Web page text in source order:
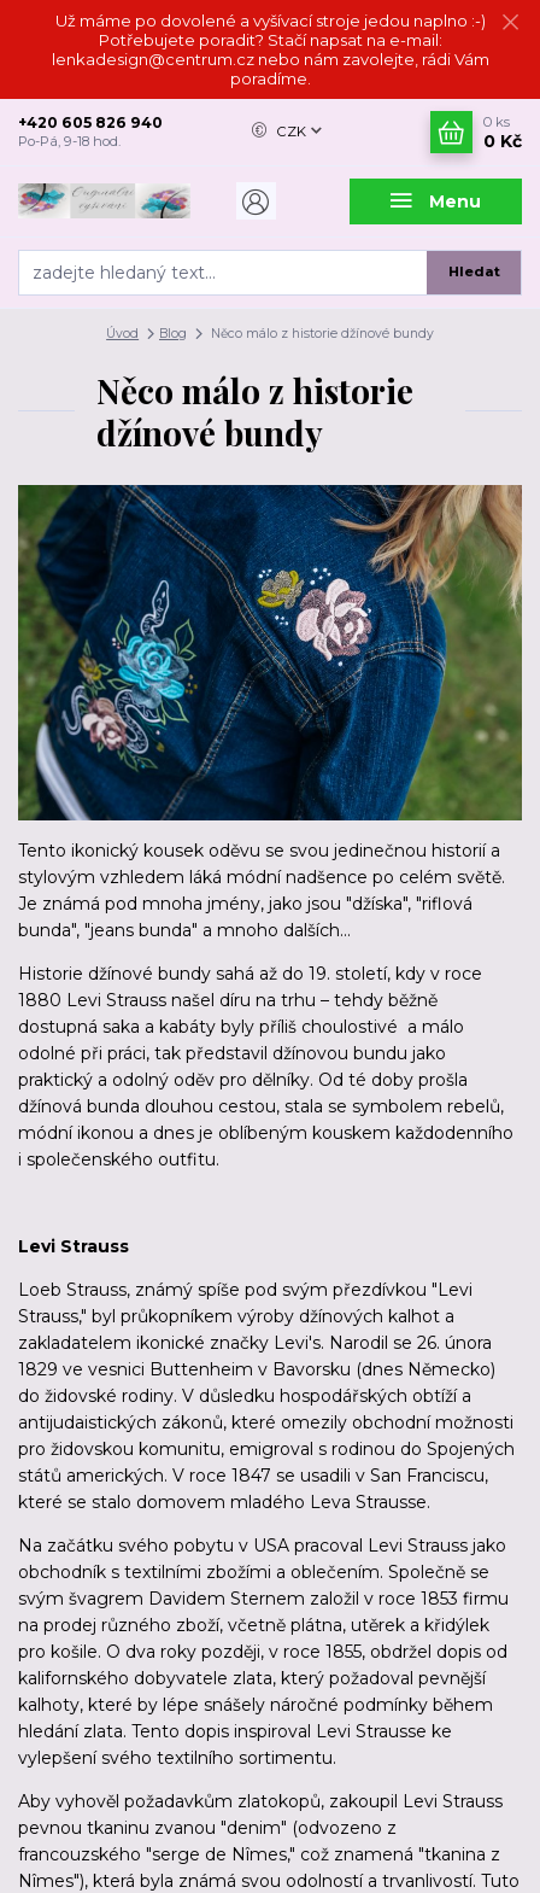
Už máme po dovolené a vyšívací stroje jedou naplno :-)
Potřebujete poradit? Stačí napsat na e-mail:
lenkadesign@centrum.cz nebo nám zavolejte, rádi Vám
poradíme.
Menu
CZK
Hledat
+420 605 826 940
Po-Pá, 9-18 hod.
0 ks
0 Kč
Úvod Blog Něco málo z historie džínové bundy
Něco málo z historie
džínové bundy
Tento ikonický kousek oděvu se svou jedinečnou historií a
stylovým vzhledem láká módní nadšence po celém světě.
Je známá pod mnoha jmény, jako jsou "džíska", "riflová
bunda", "jeans bunda" a mnoho dalších…
Historie džínové bundy sahá až do 19. století, kdy v roce
1880 Levi Strauss našel díru na trhu – tehdy běžně
dostupná saka a kabáty byly příliš choulostivé a málo
odolné při práci, tak představil džínovou bundu jako
praktický a odolný oděv pro dělníky. Od té doby prošla
džínová bunda dlouhou cestou, stala se symbolem rebelů,
módní ikonou a dnes je oblíbeným kouskem každodenního
i společenského outfitu.
Levi Strauss
Loeb Strauss, známý spíše pod svým přezdívkou "Levi
Strauss," byl průkopníkem výroby džínových kalhot a
zakladatelem ikonické značky Levi's. Narodil se 26. února
1829 ve vesnici Buttenheim v Bavorsku (dnes Německo)
do židovské rodiny. V důsledku hospodářských obtíží a
antijudaistických zákonů, které omezily obchodní možnosti
pro židovskou komunitu, emigroval s rodinou do Spojených
států amerických. V roce 1847 se usadili v San Franciscu,
které se stalo domovem mladého Leva Strausse.
Na začátku svého pobytu v USA pracoval Levi Strauss jako
obchodník s textilními zbožími a oblečením. Společně se
svým švagrem Davidem Sternem založil v roce 1853 firmu
na prodej různého zboží, včetně plátna, utěrek a křidýlek
pro košile. O dva roky později, v roce 1855, obdržel dopis od
kalifornského dobyvatele zlata, který požadoval pevnější
kalhoty, které by lépe snášely náročné podmínky během
hledání zlata. Tento dopis inspiroval Levi Strausse ke
vylepšení svého textilního sortimentu.
Aby vyhověl požadavkům zlatokopů, zakoupil Levi Strauss
pevnou tkaninu zvanou "denim" (odvozeno z
francouzského "serge de Nîmes," což znamená "tkanina z
Nîmes"), která byla známá svou odolností a trvanlivostí. Tuto